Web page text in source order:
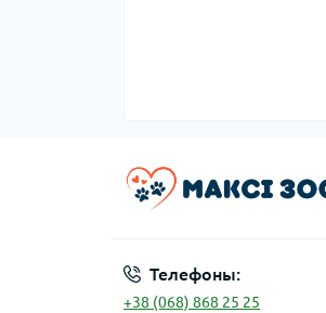
Телефоны:
+38 (068) 868 25 25